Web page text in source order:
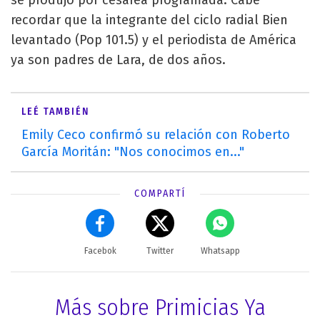
recordar que la integrante del ciclo radial Bien
levantado (Pop 101.5) y el periodista de América
ya son padres de Lara, de dos años.
LEÉ TAMBIÉN
Emily Ceco confirmó su relación con Roberto
García Moritán: "Nos conocimos en..."
COMPARTÍ
Facebok Twitter Whatsapp
Más sobre Primicias Ya